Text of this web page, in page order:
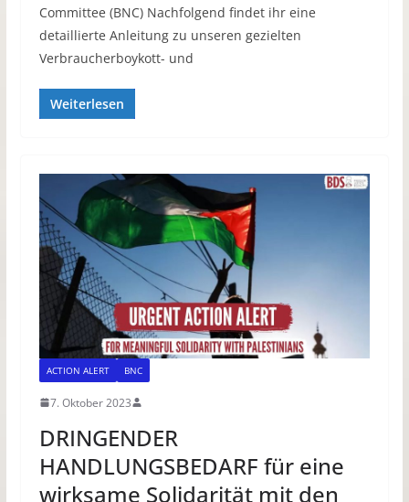
Committee (BNC) Nachfolgend findet ihr eine
detaillierte Anleitung zu unseren gezielten
Verbraucherboykott- und
Weiterlesen
ACTION ALERT BNC
7. Oktober 2023
DRINGENDER
HANDLUNGSBEDARF für eine
wirksame Solidarität mit den